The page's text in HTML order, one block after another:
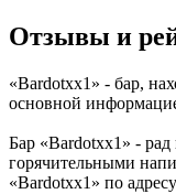
Отзывы и
«Bardotxx1» - бар,
основной
Бар «Bardotxx1» -
горячительными
«Bardotxx1» по